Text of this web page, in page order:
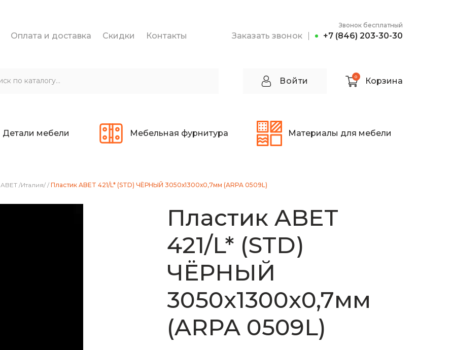
Оплата и доставка Скидки Контакты Заказать звонок
Звонок бесплатный
+7 (846) 203-30-30
Войти 0 Корзина
Детали мебели Мебельная фурнитура Материалы для мебели
ABET /Италия/ / Пластик ABET 421/L* (STD) ЧЁРНЫЙ 3050х1300х0,7мм (ARPA 0509L)
Пластик ABET
421/L* (STD)
ЧЁРНЫЙ
3050х1300х0,7мм
(ARPA 0509L)